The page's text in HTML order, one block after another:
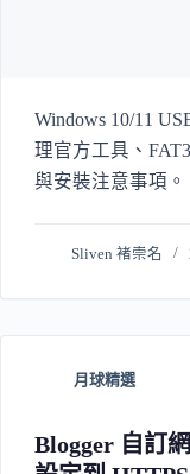
Windows 10/11
理官方工具、
與安裝注意事項。
Sliven 褚崇名
月球精選
Blogger 自訂